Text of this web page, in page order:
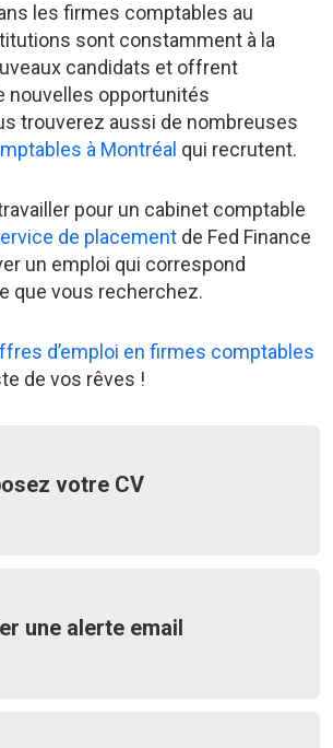
les firmes comptables au
sont constamment à la
candidats et offrent
nouvelles opportunités
trouverez aussi de nombreuses
à Montréal qui recrutent.
pour un cabinet comptable
de placement de Fed Finance
un emploi qui correspond
que vous recherchez.
d’emploi en firmes comptables
de vos rêves !
votre CV
une alerte email